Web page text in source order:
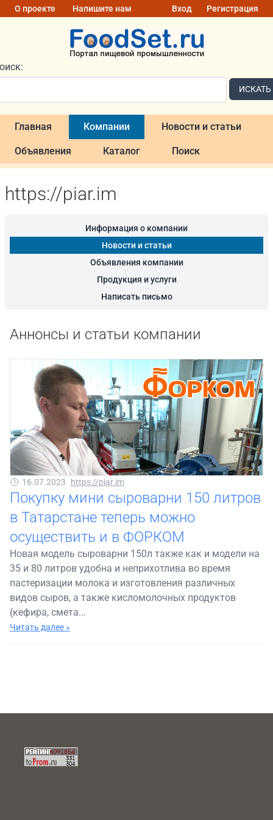
О проекте Напишите нам Вход Регистрация
ИСКАТЬ
Главная Компании Новости и статьи
Объявления Каталог Поиск
https://piar.im
Информация о компании
Новости и статьи
Объявления компании
Продукция и услуги
Написать письмо
Аннонсы и статьи компании
16.07.2023 https://piar.im
Покупку мини сыроварни 150 литров
в Татарстане теперь можно
осуществить и в ФОРКОМ
Новая модель сыроварни 150л также как и модели на
35 и 80 литров удобна и неприхотлива во время
пастеризации молока и изготовления различных
видов сыров, а также кисломолочных продуктов
(кефира, смета...
Читать далее »